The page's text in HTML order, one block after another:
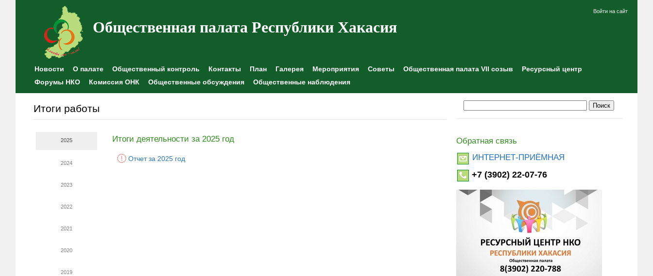
Общественная палата Республики Хакасия
Войти на сайт
Новости О палате Общественный контроль Контакты План Галерея Мероприятия Советы Общественная палата VII созыв
Ресурсный центр
Форумы НКО
Комиссия ОНК Общественные обсуждения Общественные наблюдения
Итоги работы
2025
2024
2023
2022
2021
2020
2019
Итоги деятельности за 2025 год
Отчет за 2025 год
Обратная связь
ИНТЕРНЕТ-ПРИЁМНАЯ
+7 (3902) 22-07-76